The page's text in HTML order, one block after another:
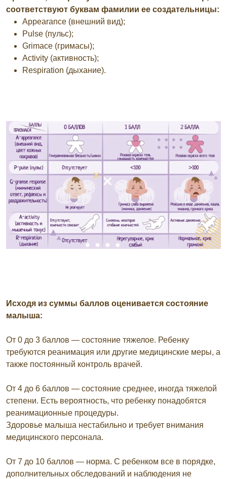
соответствуют буквам фамилии ее создательницы:
Appearance (внешний вид);
Pulse (пульс);
Grimace (гримасы);
Activity (активность);
Respiration (дыхание).
Исходя из суммы баллов оценивается состояние
малыша:
От 0 до 3 баллов — состояние тяжелое. Ребенку
требуются реанимация или другие медицинские меры, а
также постоянный контроль врачей.
От 4 до 6 баллов — состояние среднее, иногда тяжелой
степени. Есть вероятность, что ребенку понадобятся
реанимационные процедуры.
Здоровье малыша нестабильно и требует внимания
медицинского персонала.
От 7 до 10 баллов — норма. С ребенком все в порядке,
дополнительных обследований и наблюдения не